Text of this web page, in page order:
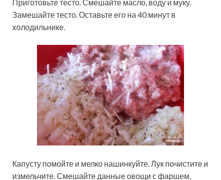
Приготовьте тесто. Смешайте масло, воду и муку.
Замешайте тесто. Оставьте его на 40 минут в
холодильнике.
Капусту помойте и мелко нашинкуйте. Лук почистите и
измельчите. Смешайте данные овощи с фаршем,